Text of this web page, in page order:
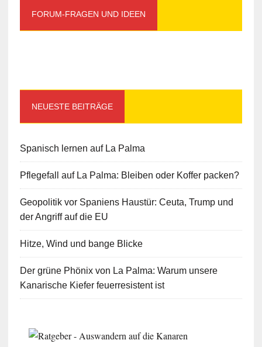
FORUM-FRAGEN UND IDEEN
NEUESTE BEITRÄGE
Spanisch lernen auf La Palma
Pflegefall auf La Palma: Bleiben oder Koffer packen?
Geopolitik vor Spaniens Haustür: Ceuta, Trump und
der Angriff auf die EU
Hitze, Wind und bange Blicke
Der grüne Phönix von La Palma: Warum unsere
Kanarische Kiefer feuerresistent ist